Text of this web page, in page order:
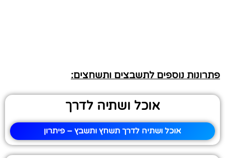
פתרונות נוספים לתשבצים ותשחצים:
אוכל ושתיה לדרך
אוכל ושתיה לדרך תשחץ ותשבץ – פיתרון